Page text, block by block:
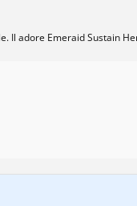
Il adore Emeraid Sustain